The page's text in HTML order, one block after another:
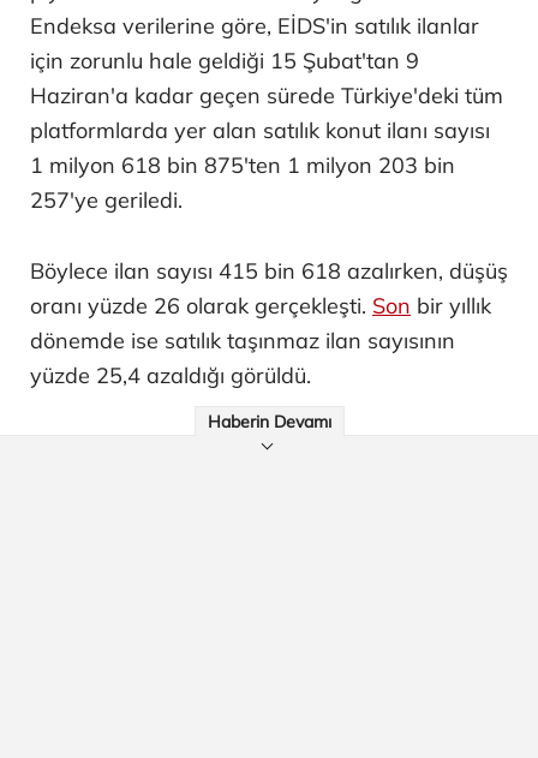
Endeksa verilerine göre, EİDS'in satılık ilanlar
için zorunlu hale geldiği 15 Şubat'tan 9
Haziran'a kadar geçen sürede Türkiye'deki tüm
platformlarda yer alan satılık konut ilanı sayısı
1 milyon 618 bin 875'ten 1 milyon 203 bin
257'ye geriledi.
Böylece ilan sayısı 415 bin 618 azalırken, düşüş
oranı yüzde 26 olarak gerçekleşti. Son bir yıllık
dönemde ise satılık taşınmaz ilan sayısının
yüzde 25,4 azaldığı görüldü.
Haberin Devamı